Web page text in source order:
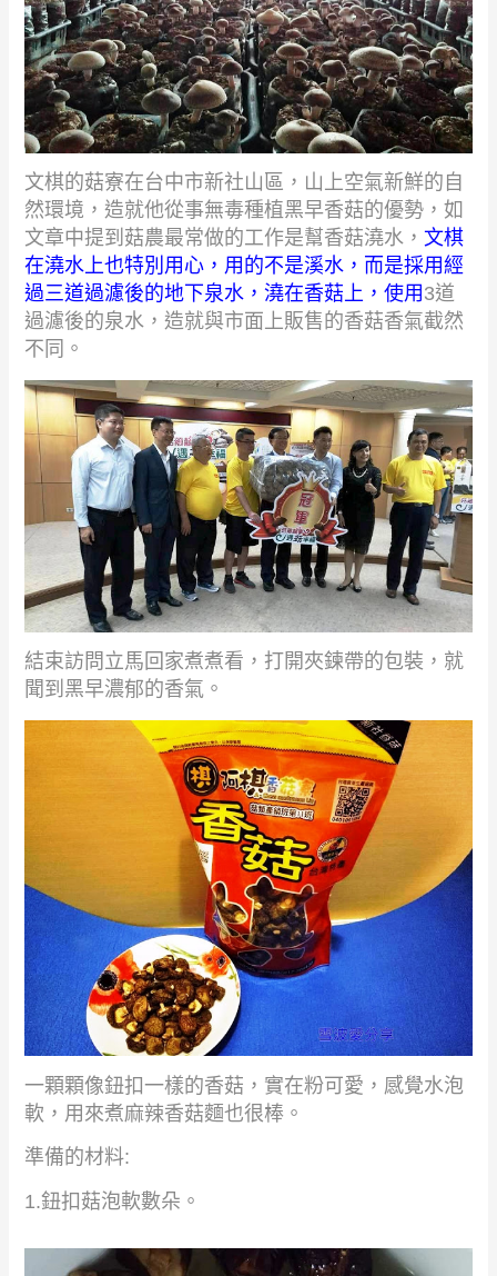
文棋的菇寮在台中市新社山區，山上空氣新鮮的自
然環境，造就他從事無毒種植黑早香菇的優勢，如
文章中提到菇農最常做的工作是幫香菇澆水，文棋
在澆水上也特別用心，用的不是溪水，而是採用經
過三道過濾後的地下泉水，澆在香菇上，使用 3道
過濾後的泉水，造就與市面上販售的香菇香氣截然
不同。
結束訪問立馬回家煮煮看，打開夾鍊帶的包裝，就
聞到黑早濃郁的香氣。
一顆顆像鈕扣一樣的香菇，實在粉可愛，感覺水泡
軟，用來煮麻辣香菇麵也很棒。
準備的材料:
1.鈕扣菇泡軟數朵。